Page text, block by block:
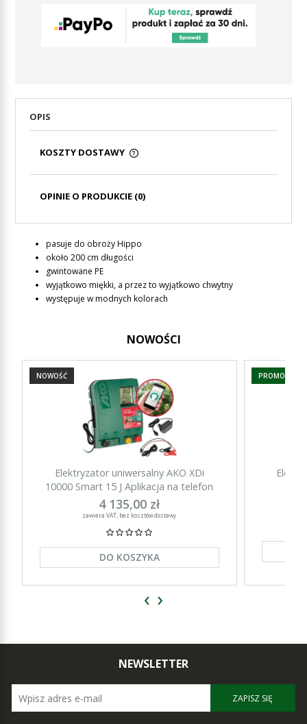
OPIS
KOSZTY DOSTAWY
PŁATNOŚCI
OPINIE O PRODUKCIE (0)
pasuje do obroży Hippo
około 200 cm długości
gwintowane PE
wyjątkowo miękki, a przez to wyjątkowo chwytny
występuje w modnych kolorach
NOWOŚCI
Elektryzator uniwersalny AKO XDi
10000 Smart 15 J Aplikacja na telefon
4 135,00 zł
zawiera VAT, bez kosztów dostawy
DO KOSZYKA
NOWOŚĆ PROMOCJA
‹ ›
NEWSLETTER
ZAPISZ SIĘ